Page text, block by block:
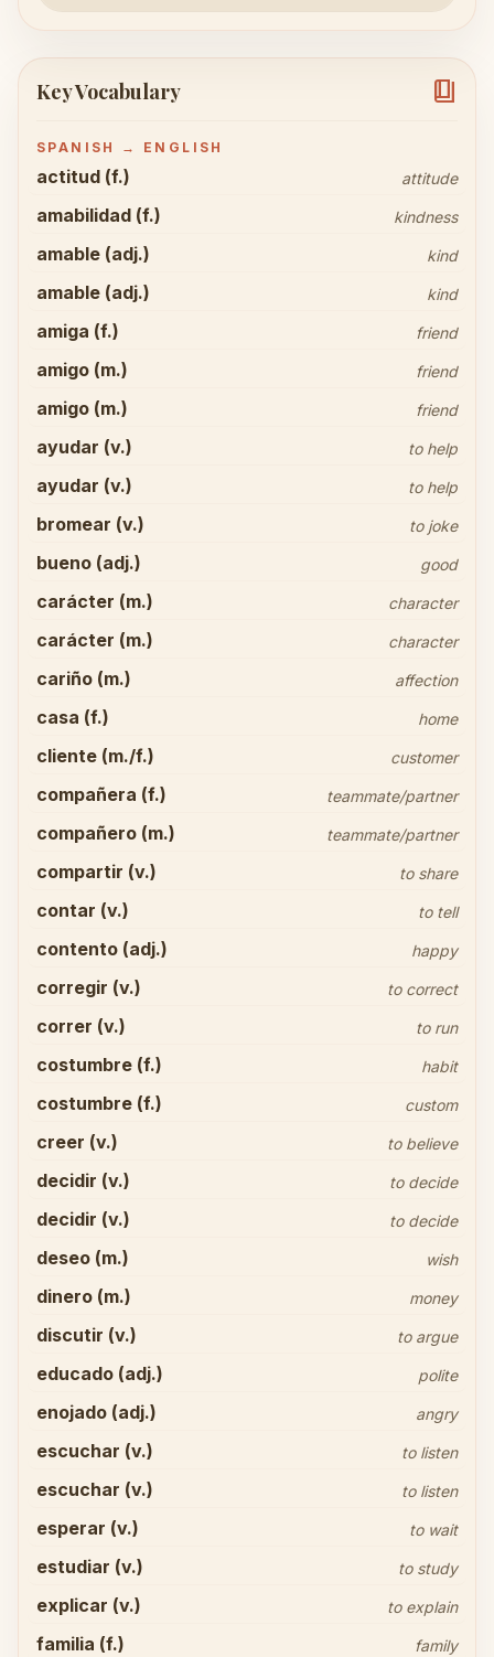
Key Vocabulary book_4
SPANISH → ENGLISH
actitud (f.) attitude
amabilidad (f.) kindness
amable (adj.) kind
amable (adj.) kind
amiga (f.) friend
amigo (m.) friend
amigo (m.) friend
ayudar (v.) to help
ayudar (v.) to help
bromear (v.) to joke
bueno (adj.) good
carácter (m.) character
carácter (m.) character
cariño (m.) affection
casa (f.) home
cliente (m./f.) customer
compañera (f.) teammate/partner
compañero (m.) teammate/partner
compartir (v.) to share
contar (v.) to tell
contento (adj.) happy
corregir (v.) to correct
correr (v.) to run
costumbre (f.) habit
costumbre (f.) custom
creer (v.) to believe
decidir (v.) to decide
decidir (v.) to decide
deseo (m.) wish
dinero (m.) money
discutir (v.) to argue
educado (adj.) polite
enojado (adj.) angry
escuchar (v.) to listen
escuchar (v.) to listen
esperar (v.) to wait
estudiar (v.) to study
explicar (v.) to explain
familia (f.) family